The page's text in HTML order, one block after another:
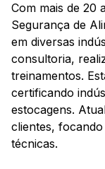
Com mais de 20
Segurança de
em diversas
consultoria,
treinamentos.
certificando
estocagens.
clientes,
técnicas.